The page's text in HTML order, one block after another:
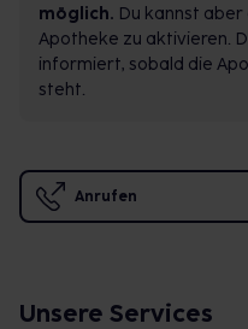
möglich. Du kannst aber
Apotheke zu aktivieren.
informiert, sobald die
steht.
Anrufen
Unsere Services